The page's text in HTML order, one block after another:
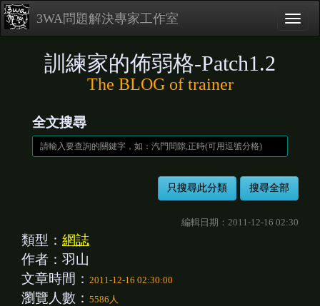
3WA問題解決專家工作室
訓練家的佈弱格-Patch1.2
The BLOG of trainer
全文搜尋
編輯日期：2011-12-16 02:30
類型： 網誌
作者：羽山
文章時間： 2011-12-16 02:30:00
瀏覽人數： 5586人